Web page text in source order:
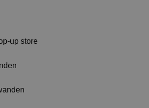
up store